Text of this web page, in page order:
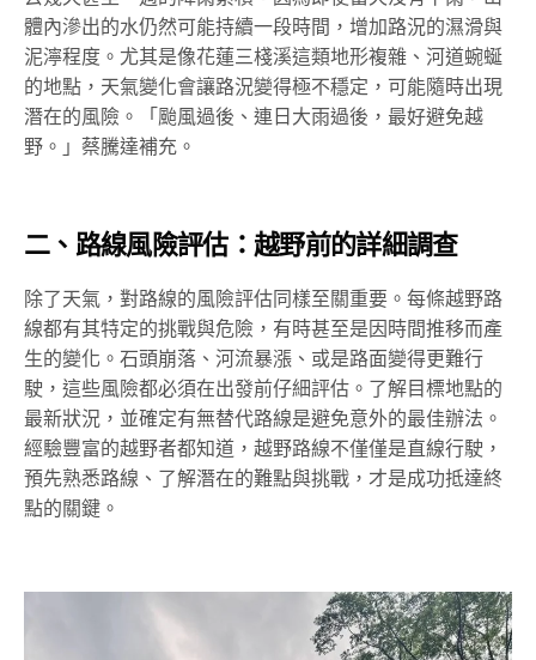
體內滲出的水仍然可能持續一段時間，增加路況的濕滑與
泥濘程度。尤其是像花蓮三棧溪這類地形複雜、河道蜿蜒
的地點，天氣變化會讓路況變得極不穩定，可能隨時出現
潛在的風險。「颱風過後、連日大雨過後，最好避免越
野。」蔡騰達補充。
二、路線風險評估：越野前的詳細調查
除了天氣，對路線的風險評估同樣至關重要。每條越野路
線都有其特定的挑戰與危險，有時甚至是因時間推移而產
生的變化。石頭崩落、河流暴漲、或是路面變得更難行
駛，這些風險都必須在出發前仔細評估。了解目標地點的
最新狀況，並確定有無替代路線是避免意外的最佳辦法。
經驗豐富的越野者都知道，越野路線不僅僅是直線行駛，
預先熟悉路線、了解潛在的難點與挑戰，才是成功抵達終
點的關鍵。